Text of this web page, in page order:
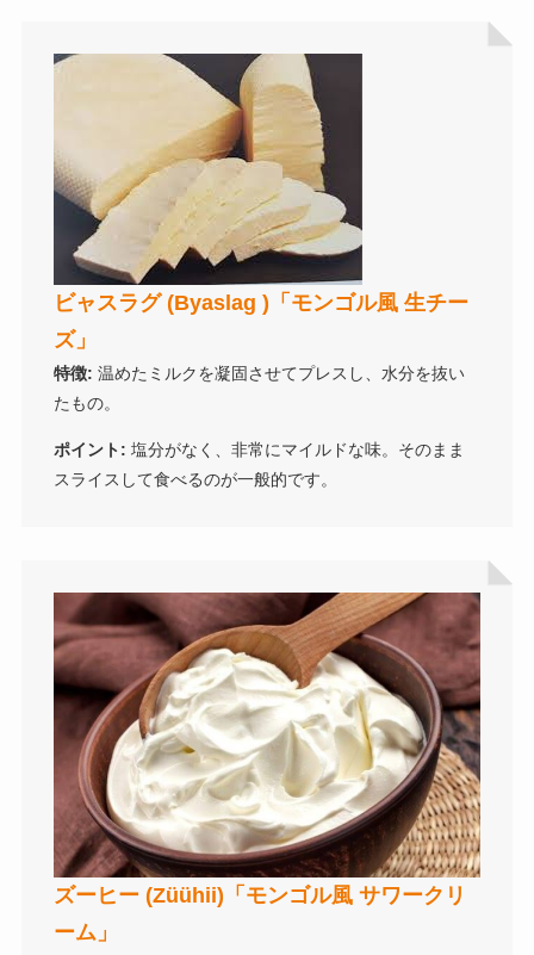
ビャスラグ (Byaslag )「モンゴル風 生チー
ズ」
特徴: 温めたミルクを凝固させてプレスし、水分を抜い
たもの。
ポイント: 塩分がなく、非常にマイルドな味。そのまま
スライスして食べるのが一般的です。
ズーヒー (Züühii)「モンゴル風 サワークリ
ーム」